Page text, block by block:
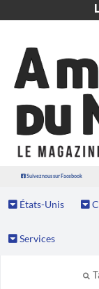
Suivez nous sur Facebook
États-Unis
Services